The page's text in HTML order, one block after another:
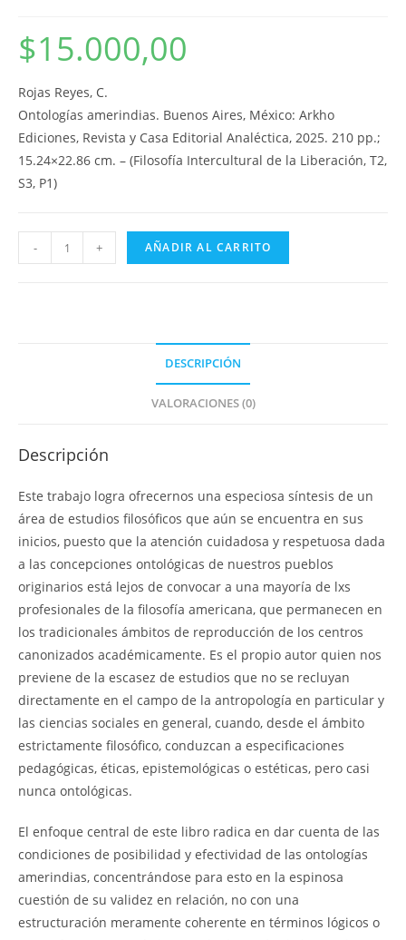
$15.000,00
Rojas Reyes, C.
Ontologías amerindias. Buenos Aires, México: Arkho
Ediciones, Revista y Casa Editorial Analéctica, 2025. 210 pp.;
15.24×22.86 cm. – (Filosofía Intercultural de la Liberación, T2,
S3, P1)
Ontologías
amerindias
- + AÑADIR AL CARRITO
DESCRIPCIÓN
VALORACIONES (0)
Descripción
Este trabajo logra ofrecernos una especiosa síntesis de un
área de estudios filosóficos que aún se encuentra en sus
inicios, puesto que la atención cuidadosa y respetuosa dada
a las concepciones ontológicas de nuestros pueblos
originarios está lejos de convocar a una mayoría de lxs
profesionales de la filosofía americana, que permanecen en
los tradicionales ámbitos de reproducción de los centros
canonizados académicamente. Es el propio autor quien nos
previene de la escasez de estudios que no se recluyan
directamente en el campo de la antropología en particular y
las ciencias sociales en general, cuando, desde el ámbito
estrictamente filosófico, conduzcan a especificaciones
pedagógicas, éticas, epistemológicas o estéticas, pero casi
nunca ontológicas.
El enfoque central de este libro radica en dar cuenta de las
condiciones de posibilidad y efectividad de las ontologías
amerindias, concentrándose para esto en la espinosa
cuestión de su validez en relación, no con una
estructuración meramente coherente en términos lógicos o